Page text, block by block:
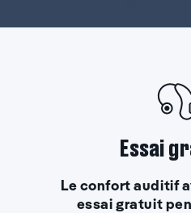
Essai
Le confort auditif
essai gratuit